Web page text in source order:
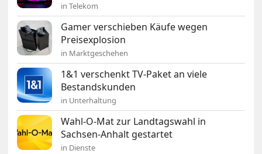
in Telekom
Gamer verschieben Käufe wegen
Preisexplosion
in Marktgeschehen
1&1 verschenkt TV-Paket an viele
Bestandskunden
in Unterhaltung
Wahl-O-Mat zur Landtagswahl in
Sachsen-Anhalt gestartet
in Dienste